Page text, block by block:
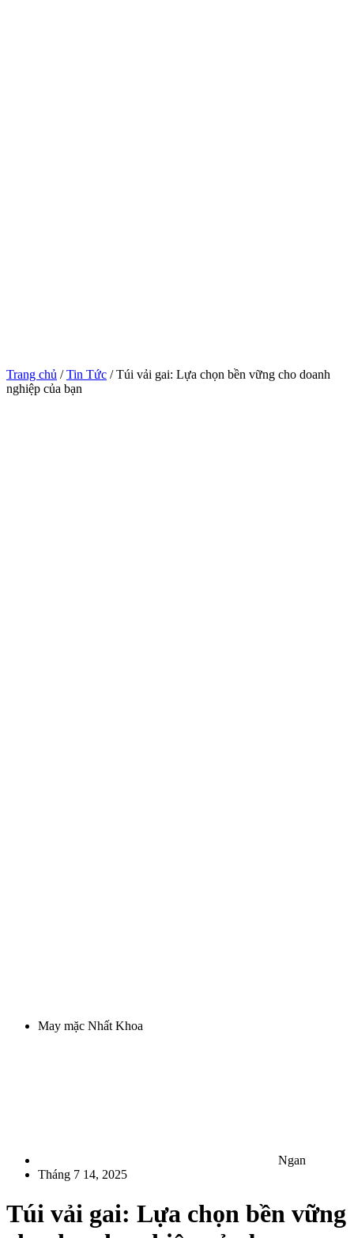
Trang chủ /Tin Tức / Túi vải gai: Lựa chọn bền vững cho doanh
nghiệp của bạn
May mặc Nhất Khoa
Ngan
Tháng 7 14, 2025
Túi vải gai: Lựa chọn bền vững